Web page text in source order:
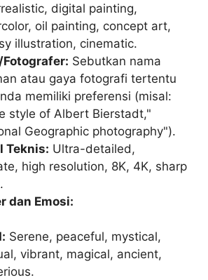
digital painting,
oil painting, concept art,
illustration, cinematic.
Sebutkan nama
atau gaya fotografi tertentu
memiliki preferensi (misal:
style of Albert Bierstadt,"
Geographic photography").
Teknis: Ultra-detailed,
high resolution, 8K, 4K, sharp
dan Emosi:
Serene, peaceful, mystical,
vibrant, magical, ancient,